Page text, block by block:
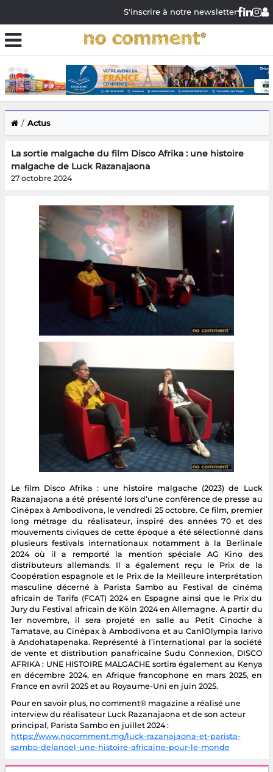
S'inscrire à notre newsletter
Actus
La sortie malgache du film Disco Afrika : une histoire
malgache de Luck Razanajaona
27 octobre 2024
Le film Disco Afrika : une histoire malgache (2023) de Luck
Razanajaona a été présenté lors d’une conférence de presse au
Cinépax à Ambodivona, le vendredi 25 octobre. Ce film, premier
long métrage du réalisateur, inspiré des années 70 et des
mouvements civiques de cette époque a été sélectionné dans
plusieurs festivals internationaux notamment à la Berlinale
2024 où il a remporté la mention spéciale AG Kino des
distributeurs allemands. Il a également reçu le Prix de la
Coopération espagnole et le Prix de la Meilleure interprétation
masculine décerné à Parista Sambo au Festival de cinéma
africain de Tarifa (FCAT) 2024 en Espagne ainsi que le Prix du
Jury du Festival africain de Köln 2024 en Allemagne. A partir du
1er novembre, il sera projeté en salle au Petit Cinoche à
Tamatave, au Cinépax à Ambodivona et au CanlOlympia Iarivo
à Andohatapenaka. Représenté à l’international par la société
de vente et distribution panafricaine Sudu Connexion, DISCO
AFRIKA : UNE HISTOIRE MALGACHE sortira également au Kenya
en décembre 2024, en Afrique francophone en mars 2025, en
France en avril 2025 et au Royaume-Uni en juin 2025.
Pour en savoir plus, no comment® magazine a réalisé une
interview du réalisateur Luck Razanajaona et de son acteur
principal, Parista Sambo en juillet 2024 :
https://www.nocomment.mg/luck-razanajaona-et-parista-
sambo-delanoel-une-histoire-africaine-pour-le-monde